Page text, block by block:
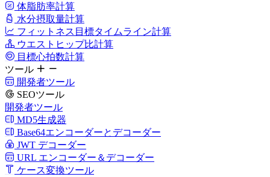
体脂肪率計算
水分摂取量計算
フィットネス目標タイムライン計算
ウエストヒップ比計算
目標心拍数計算
ツール
開発者ツール
SEOツール
開発者ツール
MD5生成器
Base64エンコーダーとデコーダー
JWT デコーダー
URL エンコーダー＆デコーダー
ケース変換ツール